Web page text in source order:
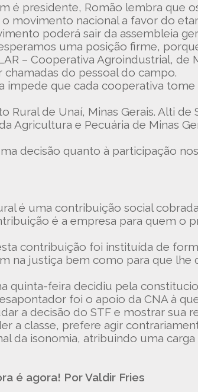
é presidente, Romão lembra que
movimento nacional a favor do
poderá sair da assembleia
uma posição firme,
– Cooperativa Agroindustrial,
do pessoal do campo.
impede que cada cooperativa
Rural de Unaí, Minas Gerais. Alti
Agricultura e Pecuária de Minas
decisão quanto à participação
é uma contribuição social
é a empresa para quem o
contribuição foi instituída de
na justiça bem como para que
quinta-feira decidiu pela
foi o apoio da CNA à
a decisão do STF e mostrar sua
a classe, prefere agir
da isonomia, atribuindo uma
é agora! Por Valdir Fries